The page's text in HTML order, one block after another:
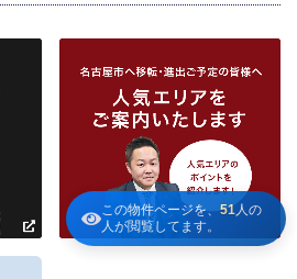
この物件ページを、51 人の
人が閲覧してます。
もしくは媒介の委託を受けた不動産の所有者そ
書、契約書等に記載された個人情報、その他適
有しています。
引にあっては契約管理、売買取引にあっては契
実施のため利用します。
におけるサービスの紹介並びにお客様にとって
品・サービス等を紹介するためのダイレクトメ
の個人情報のうち住所、氏名、電話番号、メー
いただきます。このための利用は、お客様から
地図
から検索